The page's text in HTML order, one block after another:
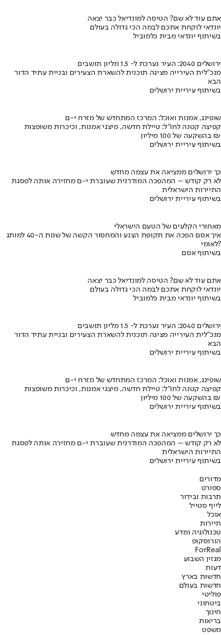
אתם עוד לא שם? הטיסה למונדיאל כבר יצאה
יונדאי לוקחת אתכם לבמה הכי גדולה בעולם
בשיתוף יונדאי מבית כלמוביל
ירושלים 2040: העיר נערכת ל- 1.5 מליון תושבים
מנכ"לית העירייה מציגה תוכנית להשארת הצעירים ובניית עתיד הדור
הבא
בשיתוף עיריית ירושלים
שופינג, אמנות ואוכל: המרכז המתחדש של מזרח י-ם
קפיצה קטנה לחו"ל: טיילת חדשה, מיצגי אמנות, וכיכרות משופצות
בהשקעה של 100 מיליון ₪
בשיתוף עיריית ירושלים
כך ירושלים ממציאה את עצמה מחדש
לא רק קודש – המהפכה המודרנית שעוברת י-ם מחזירה אותה לפסגת
התיירות הישראלית
בשיתוף עיריית ירושלים
מאחורי הקלעים של הטעם הישראלי
איך אסם הפכה את תקופת הצנע והמחסור הקשה של שנות ה-40 למותג
לאומי?
בשיתוף אסם
אתם עוד לא שם? הטיסה למונדיאל כבר יצאה
יונדאי לוקחת אתכם לבמה הכי גדולה בעולם
בשיתוף יונדאי מבית כלמוביל
ירושלים 2040: העיר נערכת ל- 1.5 מליון תושבים
מנכ"לית העירייה מציגה תוכנית להשארת הצעירים ובניית עתיד הדור
הבא
בשיתוף עיריית ירושלים
שופינג, אמנות ואוכל: המרכז המתחדש של מזרח י-ם
קפיצה קטנה לחו"ל: טיילת חדשה, מיצגי אמנות, וכיכרות משופצות
בהשקעה של 100 מיליון ₪
בשיתוף עיריית ירושלים
כך ירושלים ממציאה את עצמה מחדש
לא רק קודש – המהפכה המודרנית שעוברת י-ם מחזירה אותה לפסגת
התיירות הישראלית
בשיתוף עיריית ירושלים
מדורים
ספורט
תרבות ובידור
לייף סטייל
אוכל
תיירות
טכנולוגיה ומדע
הורוסקופ
ForReal
מגזין השבוע
דעות
חדשות בארץ
חדשות בעולם
פוליטי
ביטחוני
חינוך
בריאות
משפט